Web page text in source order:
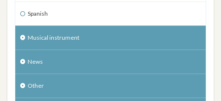
Spanish
Musical instrument
News
Other